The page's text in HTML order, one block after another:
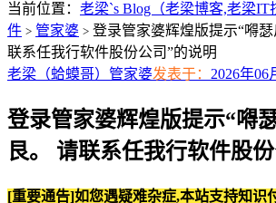
当前位置： 老梁`s Blog（老梁博客,老梁IT
件 > 管家婆 > 登录管家婆辉煌版提示“嘚
联系任我行软件股份公司”的说明
老梁（蛤蟆哥） 管家婆发表于： 2026年06
登录管家婆辉煌版提示“嘚
艮。 请联系任我行软件股
[重要通告]如您遇疑难杂症,本站支持知识